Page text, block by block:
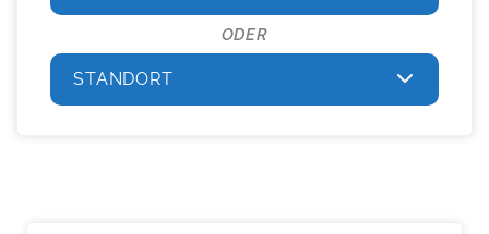
ODER
STANDORT